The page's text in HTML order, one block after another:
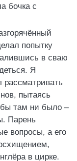
бочка с
попытку
в сваю
Я
рассматривать
пытаясь
бы там ни было –
Парень
вопросы, а его
в цирке.